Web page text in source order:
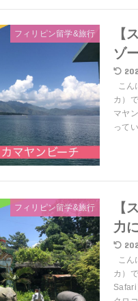
フィリピン留学&旅行
【
ゾ
こん
カ）
マヤ
ってい
フィリピン留学&旅行
【
力
こん
カ）
Safari